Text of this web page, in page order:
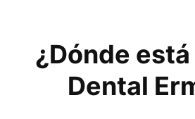
¿Dónde
Dental